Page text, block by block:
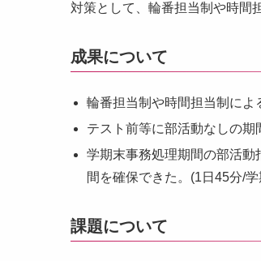
対策として、輪番担当制や時間
成果について
輪番担当制や時間担当制に
テスト前等に部活動なしの
学期末事務処理期間の部活
間を確保できた。(1日45分/
課題について